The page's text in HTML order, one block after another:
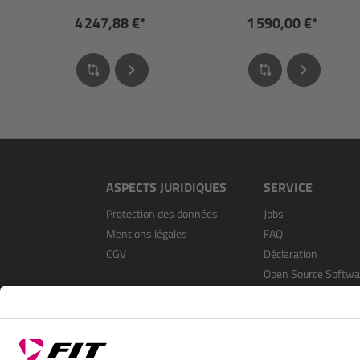
4 247,88 €* 1 590,00 €*
ASPECTS JURIDIQUES
Protection des données
Mentions légales
CGV
SERVICE
Jobs
FAQ
Déclaration
Open Source